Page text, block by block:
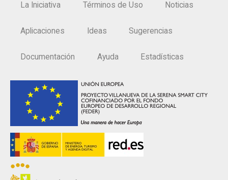
La Iniciativa Términos de Uso Noticias
Aplicaciones Ideas Sugerencias
Documentación Ayuda Estadísticas